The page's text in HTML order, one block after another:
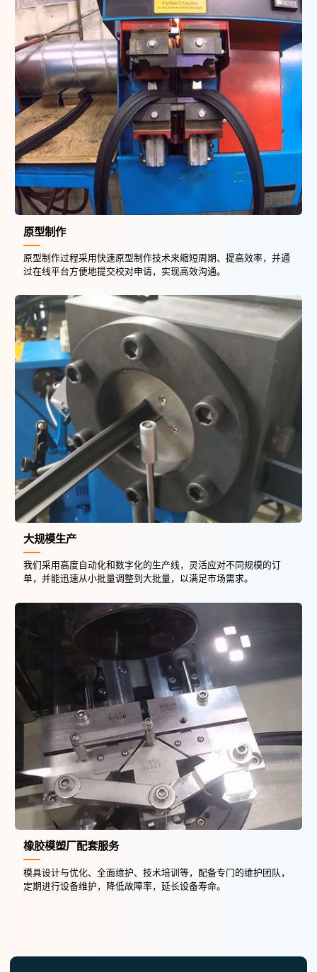
原型制作
原型制作过程采用快速原型制作技术来缩短周期、提高效率，并通
过在线平台方便地提交校对申请，实现高效沟通。
大规模生产
我们采用高度自动化和数字化的生产线，灵活应对不同规模的订
单，并能迅速从小批量调整到大批量，以满足市场需求。
橡胶模塑厂配套服务
模具设计与优化、全面维护、技术培训等，配备专门的维护团队，
定期进行设备维护，降低故障率，延长设备寿命。